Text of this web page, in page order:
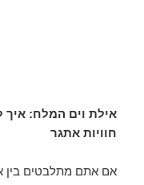
אילת וים המלח: איך
חוויות אתגר
אם אתם מתלבטים בין